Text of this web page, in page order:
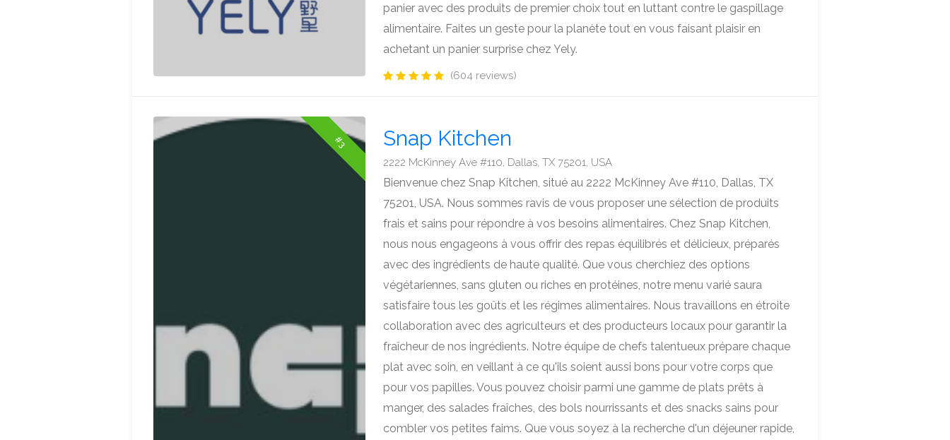
panier avec des produits de premier choix tout en luttant contre le gaspillage
alimentaire. Faites un geste pour la planète tout en vous faisant plaisir en
achetant un panier surprise chez Yely.
(604 reviews)
#3 Snap Kitchen
2222 McKinney Ave #110, Dallas, TX 75201, USA
Bienvenue chez Snap Kitchen, situé au 2222 McKinney Ave #110, Dallas, TX
75201, USA. Nous sommes ravis de vous proposer une sélection de produits
frais et sains pour répondre à vos besoins alimentaires. Chez Snap Kitchen,
nous nous engageons à vous offrir des repas équilibrés et délicieux, préparés
avec des ingrédients de haute qualité. Que vous cherchiez des options
végétariennes, sans gluten ou riches en protéines, notre menu varié saura
satisfaire tous les goûts et les régimes alimentaires. Nous travaillons en étroite
collaboration avec des agriculteurs et des producteurs locaux pour garantir la
fraîcheur de nos ingrédients. Notre équipe de chefs talentueux prépare chaque
plat avec soin, en veillant à ce qu'ils soient aussi bons pour votre corps que
pour vos papilles. Vous pouvez choisir parmi une gamme de plats prêts à
manger, des salades fraîches, des bols nourrissants et des snacks sains pour
combler vos petites faims. Que vous soyez à la recherche d'un déjeuner rapide,